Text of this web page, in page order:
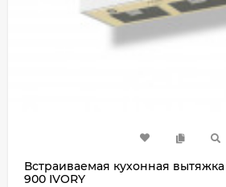
Встраиваемая кухонная вытяжка
900 IVORY